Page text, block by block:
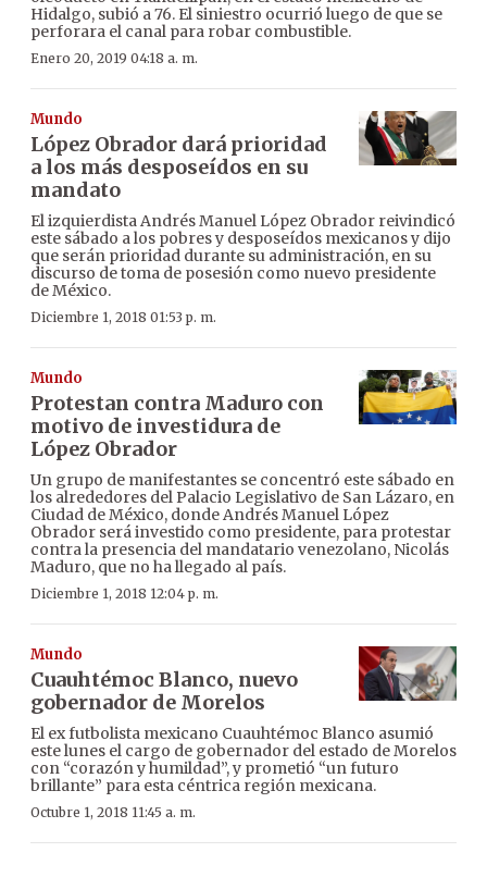
Hidalgo, subió a 76. El siniestro ocurrió luego de que se
perforara el canal para robar combustible.
Enero 20, 2019 04:18 a. m.
Mundo
López Obrador dará prioridad
a los más desposeídos en su
mandato
El izquierdista Andrés Manuel López Obrador reivindicó
este sábado a los pobres y desposeídos mexicanos y dijo
que serán prioridad durante su administración, en su
discurso de toma de posesión como nuevo presidente
de México.
Diciembre 1, 2018 01:53 p. m.
Mundo
Protestan contra Maduro con
motivo de investidura de
López Obrador
Un grupo de manifestantes se concentró este sábado en
los alrededores del Palacio Legislativo de San Lázaro, en
Ciudad de México, donde Andrés Manuel López
Obrador será investido como presidente, para protestar
contra la presencia del mandatario venezolano, Nicolás
Maduro, que no ha llegado al país.
Diciembre 1, 2018 12:04 p. m.
Mundo
Cuauhtémoc Blanco, nuevo
gobernador de Morelos
El ex futbolista mexicano Cuauhtémoc Blanco asumió
este lunes el cargo de gobernador del estado de Morelos
con “corazón y humildad”, y prometió “un futuro
brillante” para esta céntrica región mexicana.
Octubre 1, 2018 11:45 a. m.